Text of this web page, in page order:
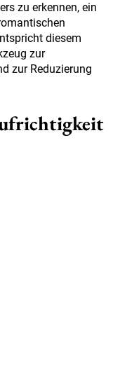
zu erkennen, ein
diesem
zur
zur Reduzierung